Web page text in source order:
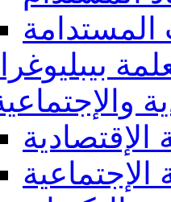
المستدامة
الإقتصادية
الإجتماعية